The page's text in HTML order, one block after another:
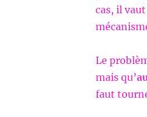
cas, il
Le
mais qu’
faut